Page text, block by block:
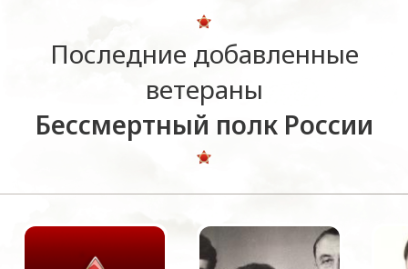
Последние добавленные
ветераны
Бессмертный полк России